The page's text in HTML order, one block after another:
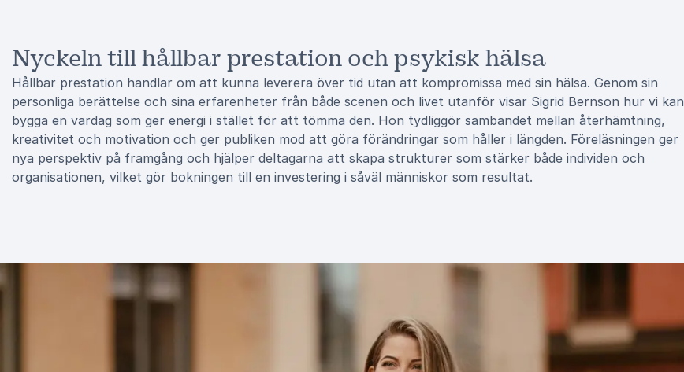
Nyckeln till hållbar prestation och psykisk hälsa
Hållbar prestation handlar om att kunna leverera över tid utan att kompromissa med sin hälsa. Genom sin
personliga berättelse och sina erfarenheter från både scenen och livet utanför visar Sigrid Bernson hur vi kan
bygga en vardag som ger energi i stället för att tömma den. Hon tydliggör sambandet mellan återhämtning,
kreativitet och motivation och ger publiken mod att göra förändringar som håller i längden. Föreläsningen ger
nya perspektiv på framgång och hjälper deltagarna att skapa strukturer som stärker både individen och
organisationen, vilket gör bokningen till en investering i såväl människor som resultat.